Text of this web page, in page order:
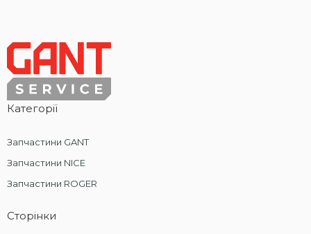
Категорії
Запчастини GANT
Запчастини NICE
Запчастини ROGER
Сторінки